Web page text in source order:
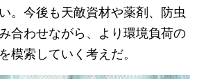
。今後も天敵資材や薬剤、防虫
合わせながら、より環境負荷の
模索していく考えだ。